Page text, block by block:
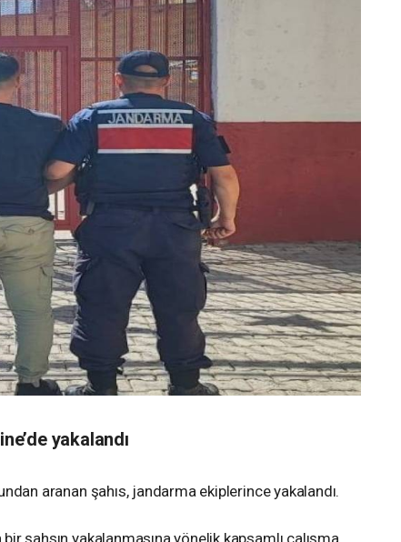
yakalandı
aranan şahıs, jandarma ekiplerince yakalandı.
şahsın yakalanmasına yönelik kapsamlı çalışma